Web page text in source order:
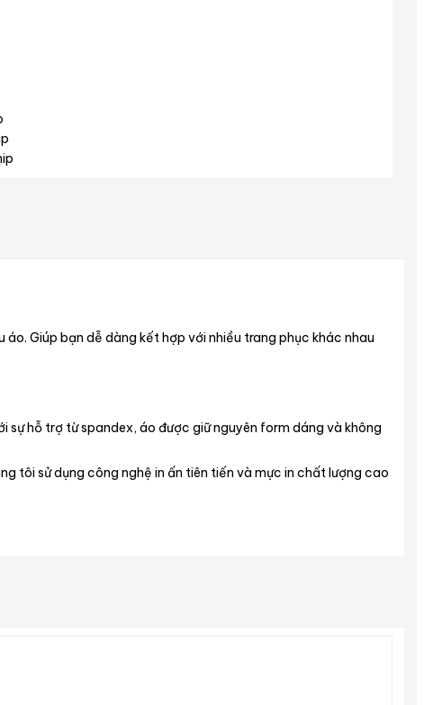
Giúp bạn dễ dàng kết hợp với nhiều trang phục khác nhau
hỗ trợ từ spandex, áo được giữ nguyên form dáng và không
tôi sử dụng công nghệ in ấn tiên tiến và mực in chất lượng cao